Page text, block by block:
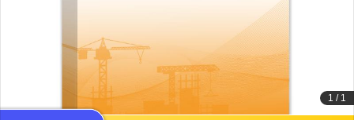
1 / 1